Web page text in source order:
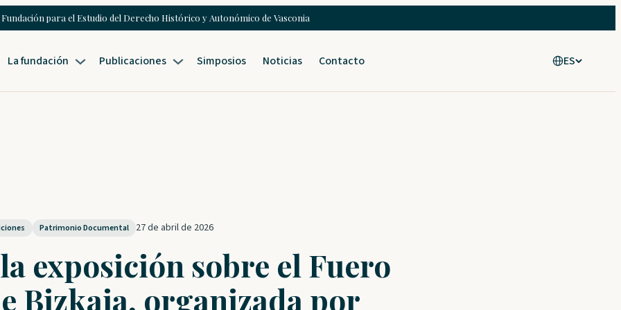
Fundación para el Estudio del Derecho Histórico y Autonómico de Vasconia
La fundación Publicaciones Simposios Noticias Contacto ES
Patrimonio Documental 27 de abril de 2026
exposición sobre el Fuero
Bizkaia, organizada por